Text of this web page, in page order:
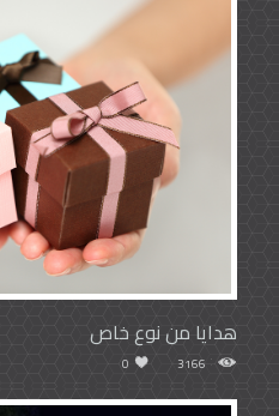
هدايا من نوع خاص
3166
0